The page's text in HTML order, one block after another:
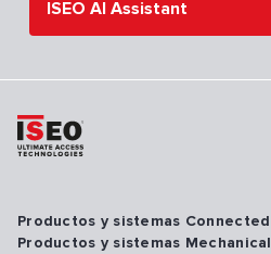
ISEO AI Assistant
Productos y sistemas Connected
Productos y sistemas Mechanical